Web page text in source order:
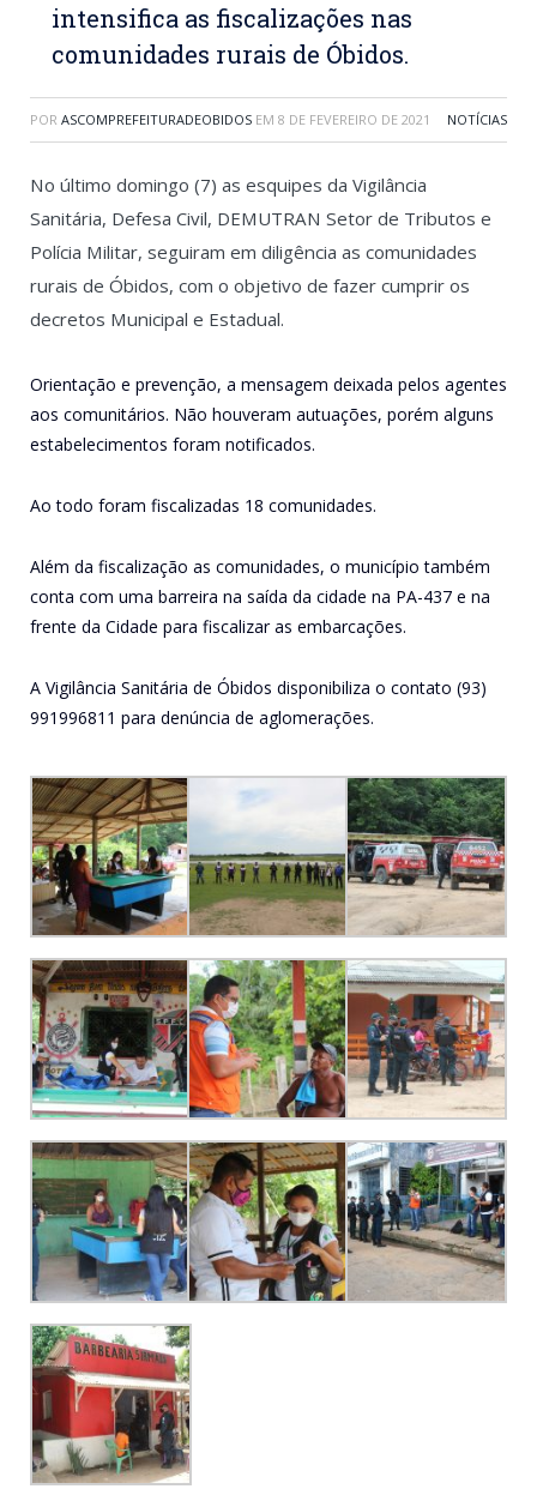
intensifica as fiscalizações nas
comunidades rurais de Óbidos.
POR ASCOMPREFEITURADEOBIDOS EM 8 DE FEVEREIRO DE 2021 NOTÍCIAS
No último domingo (7) as esquipes da Vigilância
Sanitária, Defesa Civil, DEMUTRAN Setor de Tributos e
Polícia Militar, seguiram em diligência as comunidades
rurais de Óbidos, com o objetivo de fazer cumprir os
decretos Municipal e Estadual.
Orientação e prevenção, a mensagem deixada pelos agentes
aos comunitários. Não houveram autuações, porém alguns
estabelecimentos foram notificados.
Ao todo foram fiscalizadas 18 comunidades.
Além da fiscalização as comunidades, o município também
conta com uma barreira na saída da cidade na PA-437 e na
frente da Cidade para fiscalizar as embarcações.
A Vigilância Sanitária de Óbidos disponibiliza o contato (93)
991996811 para denúncia de aglomerações.